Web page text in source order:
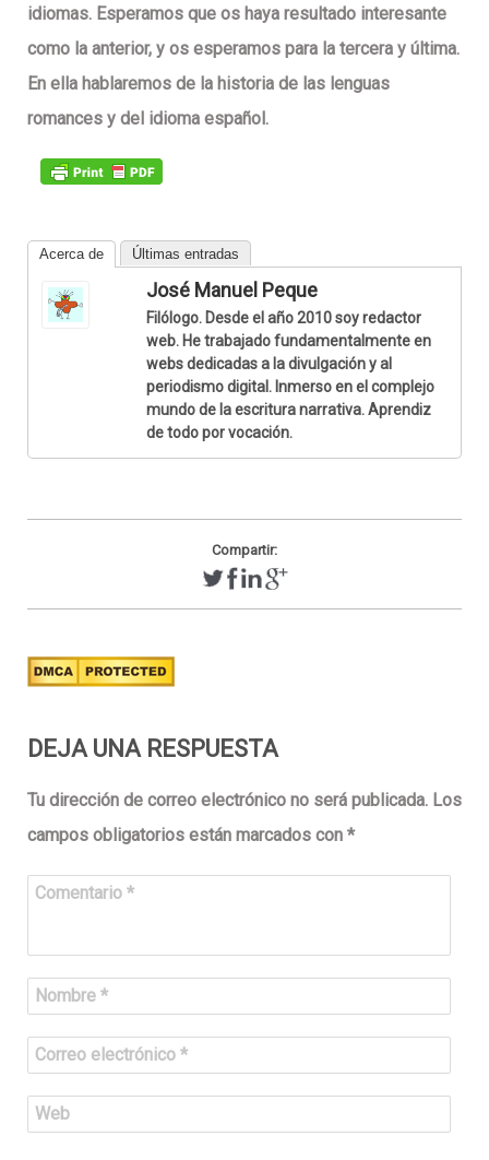
idiomas. Esperamos que os haya resultado interesante
como la anterior, y os esperamos para la tercera y última.
En ella hablaremos de la historia de las lenguas
romances y del idioma español.
Acerca de Últimas entradas
José Manuel Peque
Filólogo. Desde el año 2010 soy redactor
web. He trabajado fundamentalmente en
webs dedicadas a la divulgación y al
periodismo digital. Inmerso en el complejo
mundo de la escritura narrativa. Aprendiz
de todo por vocación.
Compartir:
DEJA UNA RESPUESTA
Tu dirección de correo electrónico no será publicada. Los
campos obligatorios están marcados con *
Comentario *
Nombre *
Correo electrónico *
Web